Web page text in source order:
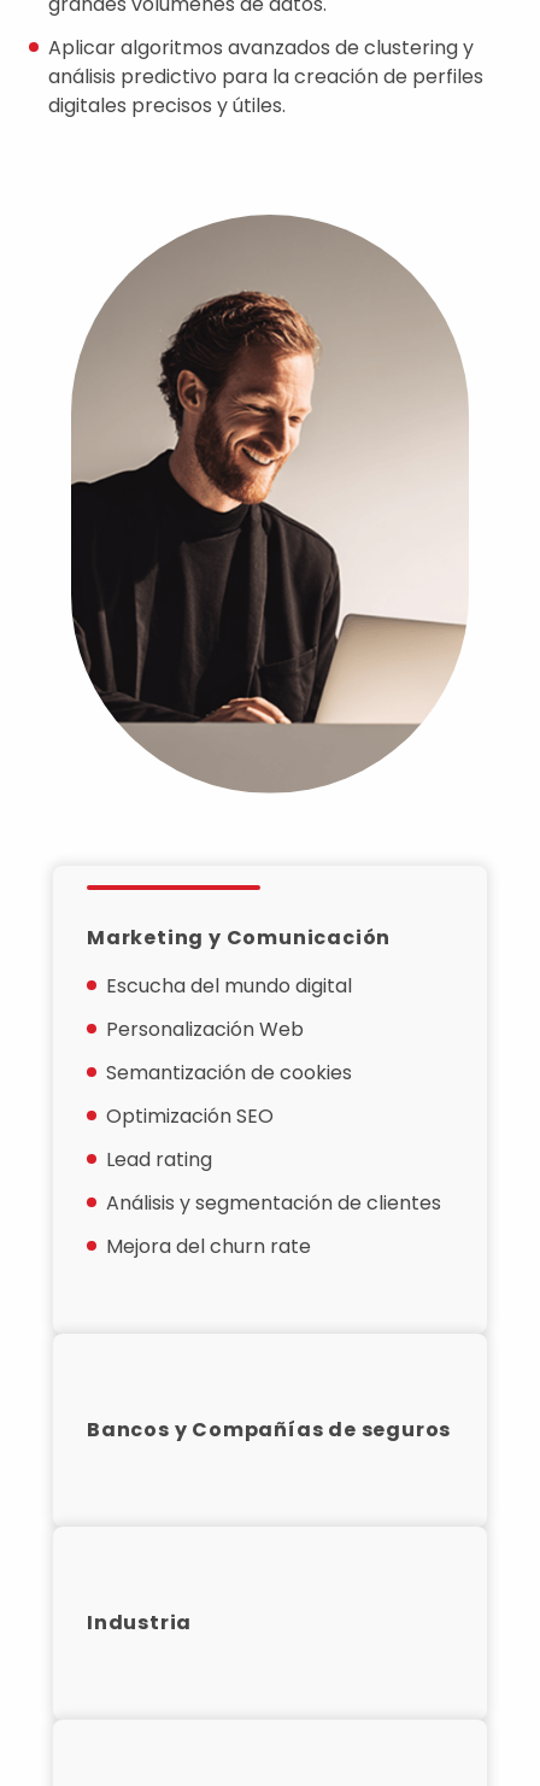
Aplicar algoritmos avanzados de clustering y
análisis predictivo para la creación de perfiles
digitales precisos y útiles.
Marketing y Comunicación
Escucha del mundo digital
Personalización Web
Semantización de cookies
Optimización SEO
Lead rating
Análisis y segmentación de clientes
Mejora del churn rate
Bancos y Compañías de seguros
Industria